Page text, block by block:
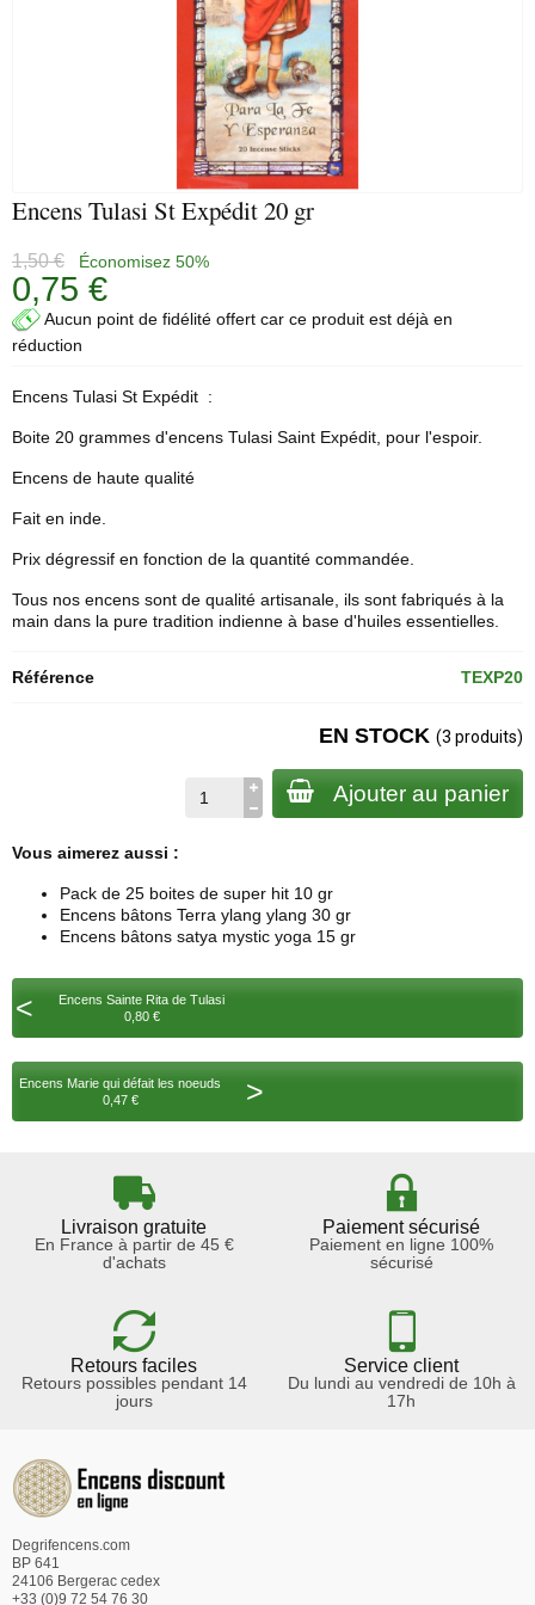
Encens Tulasi St Expédit 20 gr
1,50 € Économisez 50%
0,75 €
Aucun point de fidélité offert car ce produit est déjà en
réduction
Encens Tulasi St Expédit :
Boite 20 grammes d'encens Tulasi Saint Expédit, pour l'espoir.
Encens de haute qualité
Fait en inde.
Prix dégressif en fonction de la quantité commandée.
Tous nos encens sont de qualité artisanale, ils sont fabriqués à la
main dans la pure tradition indienne à base d'huiles essentielles.
Référence TEXP20
EN STOCK (3 produits)
Ajouter au panier
Vous aimerez aussi :
Pack de 25 boites de super hit 10 gr
Encens bâtons Terra ylang ylang 30 gr
Encens bâtons satya mystic yoga 15 gr
<
Encens Sainte Rita de Tulasi
0,80 €
Encens Marie qui défait les noeuds
0,47 €
>
Livraison gratuite
En France à partir de 45 €
d'achats
Paiement sécurisé
Paiement en ligne 100%
sécurisé
Retours faciles
Retours possibles pendant 14
jours
Service client
Du lundi au vendredi de 10h à
17h
Degrifencens.com
BP 641
24106 Bergerac cedex
+33 (0)9 72 54 76 30